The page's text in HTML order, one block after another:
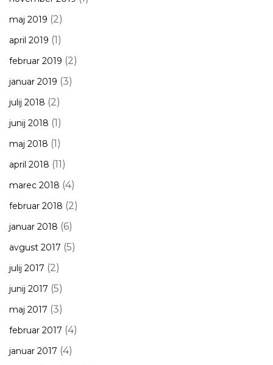
maj 2019 (2)
april 2019 (1)
februar 2019 (2)
januar 2019 (3)
julij 2018 (2)
junij 2018 (1)
maj 2018 (1)
april 2018 (11)
marec 2018 (4)
februar 2018 (2)
januar 2018 (6)
avgust 2017 (5)
julij 2017 (2)
junij 2017 (5)
maj 2017 (3)
februar 2017 (4)
januar 2017 (4)